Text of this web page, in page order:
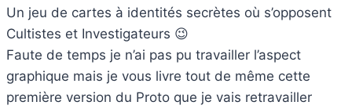
Un jeu de cartes à identités secrètes où s’opposent
Cultistes et Investigateurs 😉
Faute de temps je n’ai pas pu travailler l’aspect
graphique mais je vous livre tout de même cette
première version du Proto que je vais retravailler